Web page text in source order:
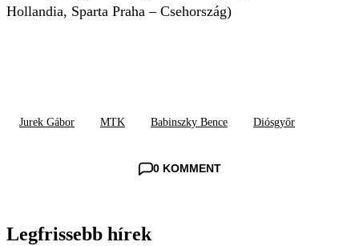
Hollandia, Sparta Praha – Csehország)
Jurek Gábor MTK Babinszky Bence Diósgyőr
0 KOMMENT
Legfrissebb hírek